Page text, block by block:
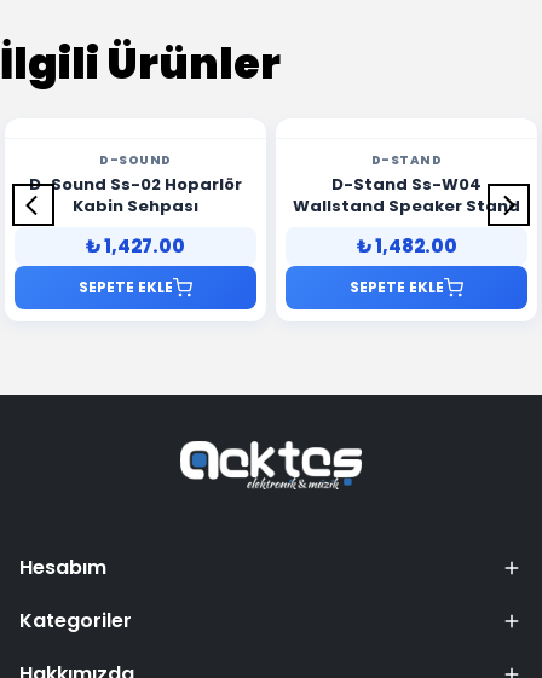
İlgili Ürünler
D-SOUND
D-Sound Ss-02 Hoparlör
Kabin Sehpası
₺ 1,427.00
SEPETE EKLE
D-STAND
D-Stand Ss-W04
Wallstand Speaker Stand
₺ 1,482.00
SEPETE EKLE
Hesabım
Kategoriler